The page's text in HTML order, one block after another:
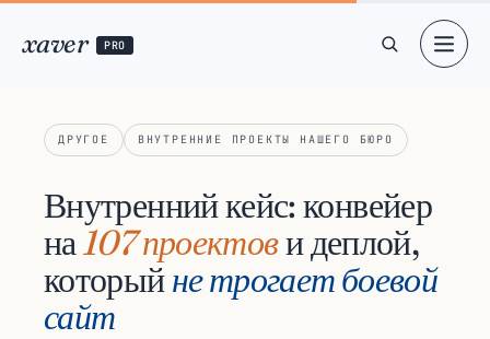
xaver PRO
ДРУГОЕ ВНУТРЕННИЕ ПРОЕКТЫ НАШЕГО БЮРО
Внутренний кейс: конвейер
на107 проектови деплой,
которыйне трогает боевой
сайт